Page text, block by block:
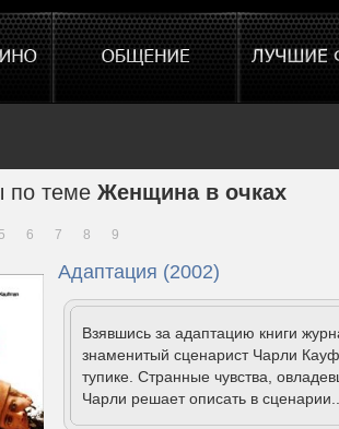
по теме Женщина в очках
5 6 7 8 9
Адаптация (2002)
Взявшись за адаптацию книги
знаменитый сценарист Чарли
тупике. Странные чувства,
Чарли решает описать в